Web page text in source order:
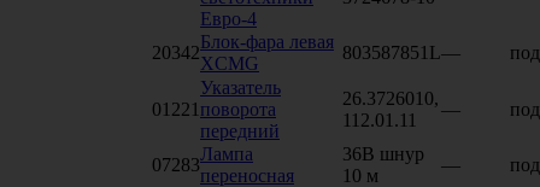
Евро-4
20342
Блок-фара левая
XCMG
803587851L—
01221
Указатель
поворота
передний
26.3726010,
112.01.11
—
07283
Лампа
переносная
36В шнур
10 м
—